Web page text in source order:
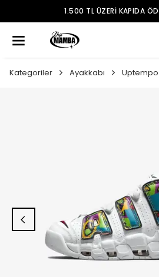
1.500 TL ÜZERİ KAPIDA
Kategoriler Ayakkabı Uptempo